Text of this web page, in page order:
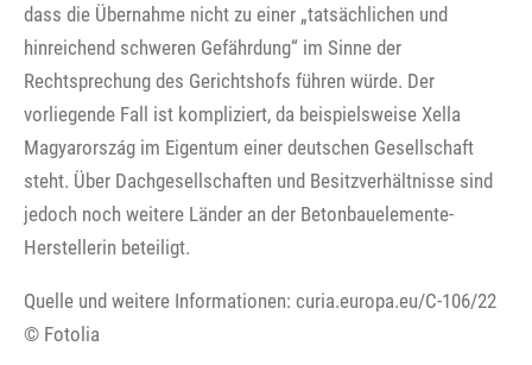
dass die Übernahme nicht zu einer „tatsächlichen und
hinreichend schweren Gefährdung“ im Sinne der
Rechtsprechung des Gerichtshofs führen würde. Der
vorliegende Fall ist kompliziert, da beispielsweise Xella
Magyarország im Eigentum einer deutschen Gesellschaft
steht. Über Dachgesellschaften und Besitzverhältnisse sind
jedoch noch weitere Länder an der Betonbauelemente-
Herstellerin beteiligt.
Quelle und weitere Informationen: curia.europa.eu/C-106/22
© Fotolia